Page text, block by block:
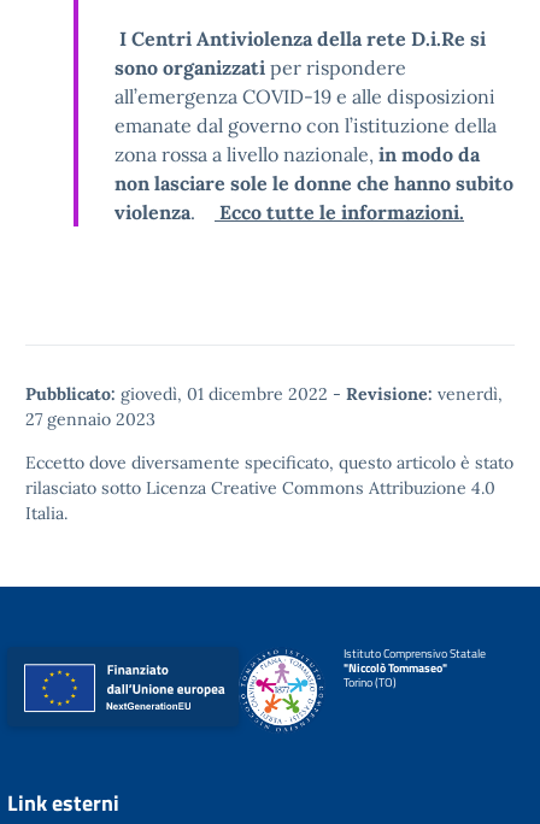
I Centri Antiviolenza della rete D.i.Re si
sono organizzati per rispondere
all’emergenza COVID-19 e alle disposizioni
emanate dal governo con l’istituzione della
zona rossa a livello nazionale, in modo da
non lasciare sole le donne che hanno subito
violenza. Ecco tutte le informazioni.
Pubblicato: giovedì, 01 dicembre 2022 - Revisione: venerdì,
27 gennaio 2023
Eccetto dove diversamente specificato, questo articolo è stato
rilasciato sotto Licenza Creative Commons Attribuzione 4.0
Italia.
Istituto Comprensivo Statale
"Niccolò Tommaseo"
Torino (TO)
Link esterni